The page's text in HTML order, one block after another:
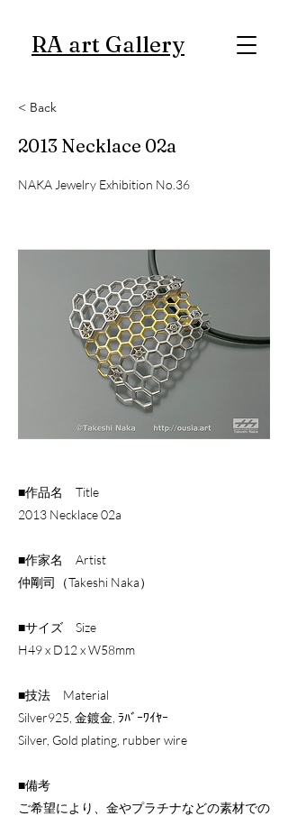
RA art Gallery
< Back
2013 Necklace 02a
NAKA Jewelry Exhibition No.36
■作品名 Title
2013 Necklace 02a
■作家名 Artist
仲剛司（Takeshi Naka）
■サイズ Size
H49 x D12 x W58mm
■技法 Material
Silver925, 金鍍金, ﾗﾊﾞｰﾜｲﾔｰ
Silver, Gold plating, rubber wire
■備考
ご希望により、金やプラチナなどの素材での